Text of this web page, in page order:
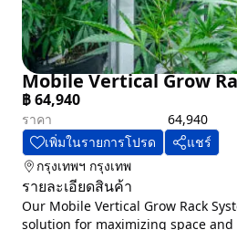
Mobile Vertical Grow
฿64,940
ราคา
64,940
เพิ่มในรายการโปรด
แชร์
กรุงเทพฯ กรุงเทพ
รายละเอียดสินค้า
Our Mobile Vertical Grow Rack
solution for maximizing space